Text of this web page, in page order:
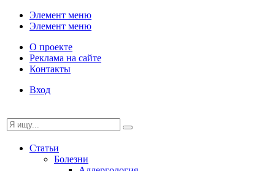
Элемент меню
Элемент меню
О проекте
Реклама на сайте
Контакты
Вход
Статьи
Болезни